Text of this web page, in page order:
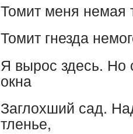
Томит меня немая
Томит гнезда
Я вырос здесь. Но
окна
Заглохший сад.
тленье,